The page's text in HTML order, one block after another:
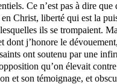
Ce n’est pas à dire
Christ, liberté qui est la
ils se trompaient.
j’honore le
ont soutenu par une
qu’on élevait
et son témoignage, et